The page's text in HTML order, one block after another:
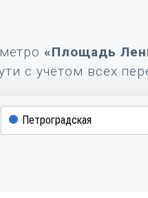
«Площадь
с учётом всех